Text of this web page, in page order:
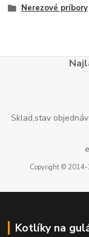
Nerezové príbory
Sklad,stav
Copyright © 2014-
Kotlíky na